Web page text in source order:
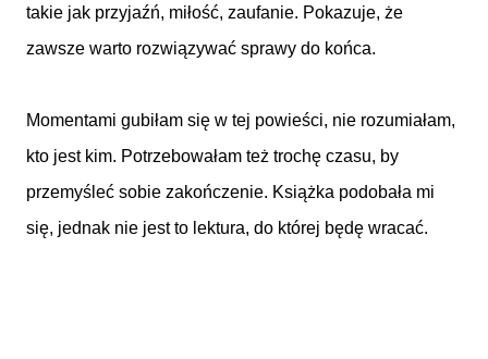
takie jak przyjaźń, miłość, zaufanie. Pokazuje, że
zawsze warto rozwiązywać sprawy do końca.
Momentami gubiłam się w tej powieści, nie rozumiałam,
kto jest kim. Potrzebowałam też trochę czasu, by
przemyśleć sobie zakończenie. Książka podobała mi
się, jednak nie jest to lektura, do której będę wracać.